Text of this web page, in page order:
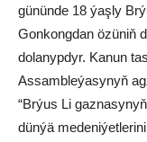
gününde 18 ýaşly
Gonkongdan özüniň
dolanypdyr. Kanun
Assambleýasynyň
“Brýus Li
dünýä